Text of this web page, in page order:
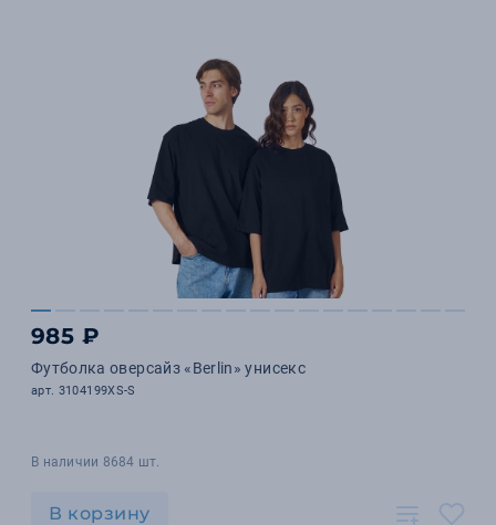
985 ₽
Футболка оверсайз «Berlin» унисекс
арт. 3104199XS-S
В наличии 8684 шт.
В корзину